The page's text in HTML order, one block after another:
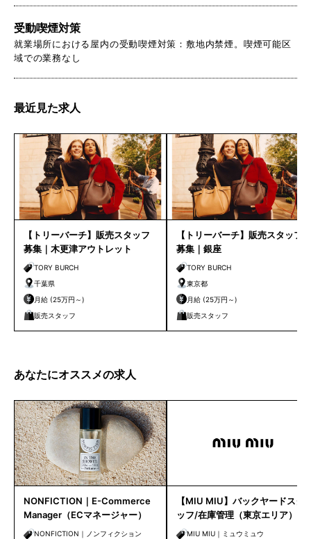
受動喫煙対策
就業場所における屋内の受動喫煙対策：敷地内禁煙。喫煙可能区
域での業務なし
最近見た求人
【トリーバーチ】販売スタッフ
募集｜木更津アウトレット
TORY BURCH
千葉県
月給 (25万円～)
販売スタッフ
【トリーバーチ】販売スタッフ
募集｜銀座
TORY BURCH
東京都
月給 (25万円～)
販売スタッフ
あなたにオススメの求人
NONFICTION｜E-Commerce
Manager（ECマネージャー）
NONFICTION｜ノンフィクション
【MIU MIU】バックヤードスタ
ッフ/在庫管理（東京エリア）
MIU MIU｜ミュウミュウ